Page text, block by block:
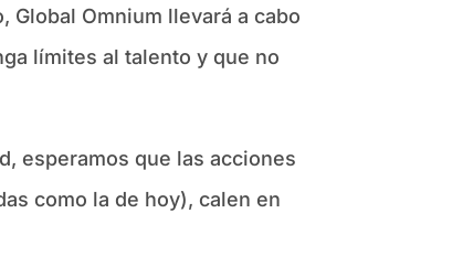
Global Omnium llevará a cabo
límites al talento y que no
esperamos que las acciones
como la de hoy), calen en